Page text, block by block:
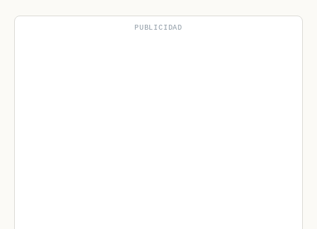
PUBLICIDAD